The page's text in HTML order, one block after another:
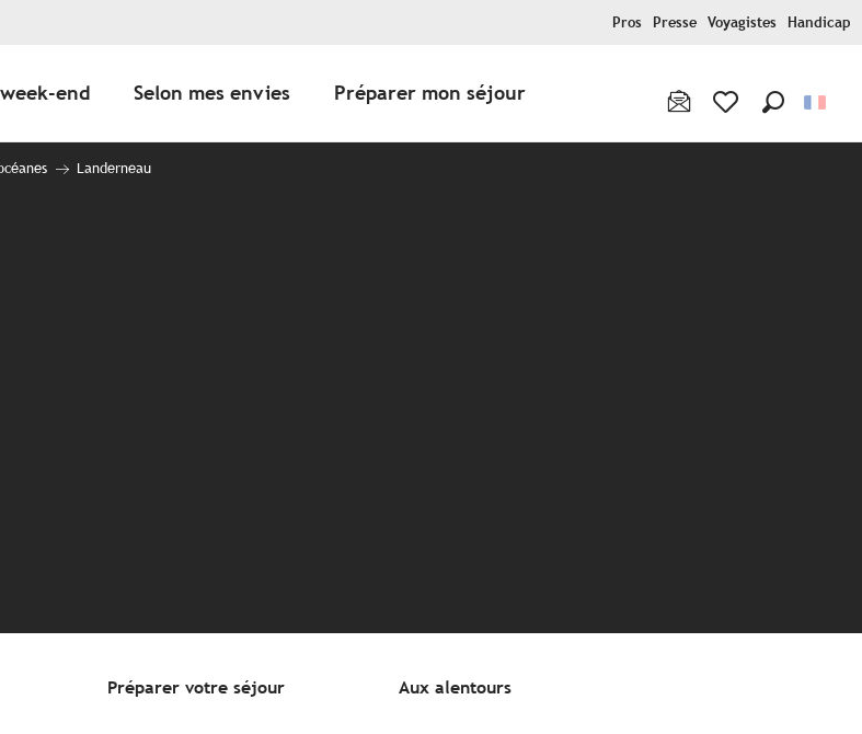
Pros Presse Voyagistes Handicap
end Selon mes envies Préparer mon séjour
Landerneau
aux favoris
Préparer votre séjour Aux alentours